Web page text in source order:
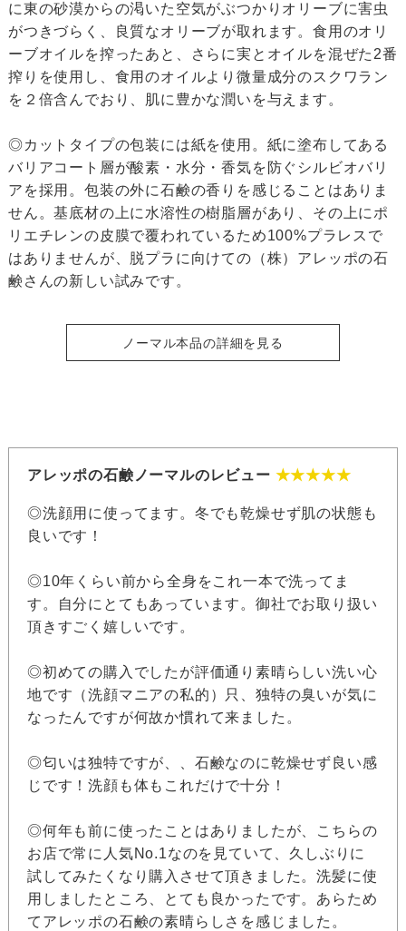
に東の砂漠からの渇いた空気がぶつかりオリーブに害虫
がつきづらく、良質なオリーブが取れます。食用のオリ
ーブオイルを搾ったあと、さらに実とオイルを混ぜた2番
搾りを使用し、食用のオイルより微量成分のスクワラン
を２倍含んでおり、肌に豊かな潤いを与えます。
◎カットタイプの包装には紙を使用。紙に塗布してある
バリアコート層が酸素・水分・香気を防ぐシルビオバリ
アを採用。包装の外に石鹸の香りを感じることはありま
せん。基底材の上に水溶性の樹脂層があり、その上にポ
リエチレンの皮膜で覆われているため100%プラレスで
はありませんが、脱プラに向けての（株）アレッポの石
鹸さんの新しい試みです。
ノーマル本品の詳細を見る
アレッポの石鹸ノーマルのレビュー ★★★★★
◎洗顔用に使ってます。冬でも乾燥せず肌の状態も
良いです！
◎10年くらい前から全身をこれ一本で洗ってま
す。自分にとてもあっています。御社でお取り扱い
頂きすごく嬉しいです。
◎初めての購入でしたが評価通り素晴らしい洗い心
地です（洗顔マニアの私的）只、独特の臭いが気に
なったんですが何故か慣れて来ました。
◎匂いは独特ですが、、石鹸なのに乾燥せず良い感
じです！洗顔も体もこれだけで十分！
◎何年も前に使ったことはありましたが、こちらの
お店で常に人気No.1なのを見ていて、久しぶりに
試してみたくなり購入させて頂きました。洗髪に使
用しましたところ、とても良かったです。あらため
てアレッポの石鹸の素晴らしさを感じました。